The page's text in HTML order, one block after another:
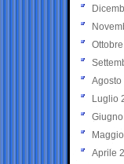
Agosto
Luglio
Aprile